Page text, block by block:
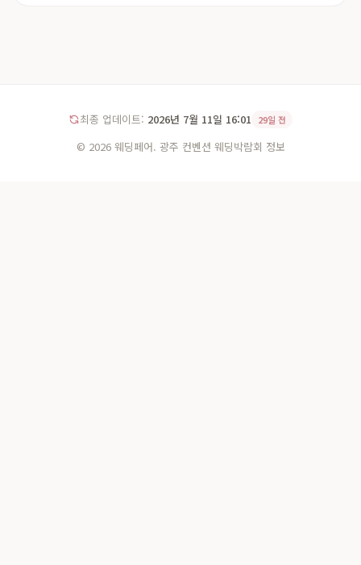
최종 업데이트: 2026년 7월 11일 16:01 29일 전
© 2026 웨딩페어. 광주 컨벤션 웨딩박람회 정보